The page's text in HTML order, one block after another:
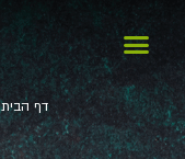
דף הבית